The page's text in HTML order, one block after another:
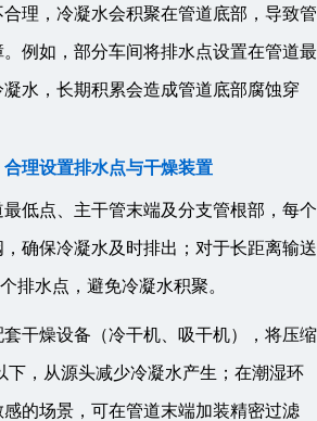
理，冷凝水会积聚在管道底部，导致管
例如，部分车间将排水点设置在管道最
水，长期积累会造成管道底部腐蚀穿
合理设置排水点与干燥装置
低点、主干管末端及分支管根部，每个
确保冷凝水及时排出；对于长距离输送
排水点，避免冷凝水积聚。
干燥设备（冷干机、吸干机），将压缩
，从源头减少冷凝水产生；在潮湿环
的场景，可在管道末端加装精密过滤